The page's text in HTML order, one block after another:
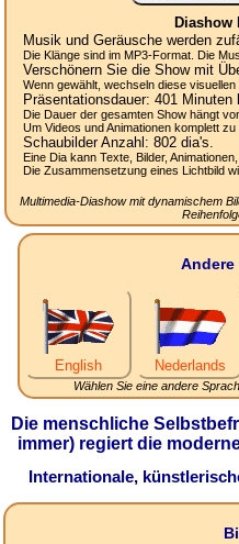
Diashow
Musik und Geräusche werden
Die Klänge sind im MP3-Format. Die
Verschönern Sie die Show mit
Wenn gewählt, wechseln diese
Präsentationsdauer: 401 Minuten
Die Dauer der gesamten Show hängt
Um Videos und Animationen komplett
Schaubilder Anzahl: 802dia's.
Eine Dia kann Texte, Bilder,
Die Zusammensetzung eines Lichtbild
Multimedia-Diashow mit dynamischem
Andere
English Nederlands
Wählen Sie eine andere
Die menschliche
immer) regiert die
Internationale,